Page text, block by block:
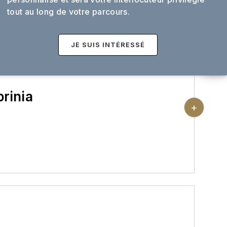
+
tout au long de votre parcours.
JE SUIS INTÉRESSÉ